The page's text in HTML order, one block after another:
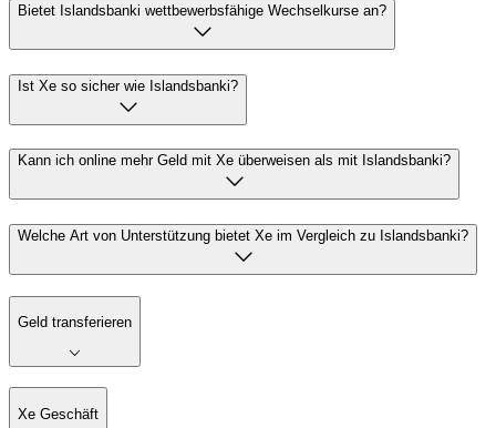
Bietet Islandsbanki wettbewerbsfähige Wechselkurse an?
Ist Xe so sicher wie Islandsbanki?
Kann ich online mehr Geld mit Xe überweisen als mit Islandsbanki?
Welche Art von Unterstützung bietet Xe im Vergleich zu Islandsbanki?
Geld transferieren
Xe Geschäft